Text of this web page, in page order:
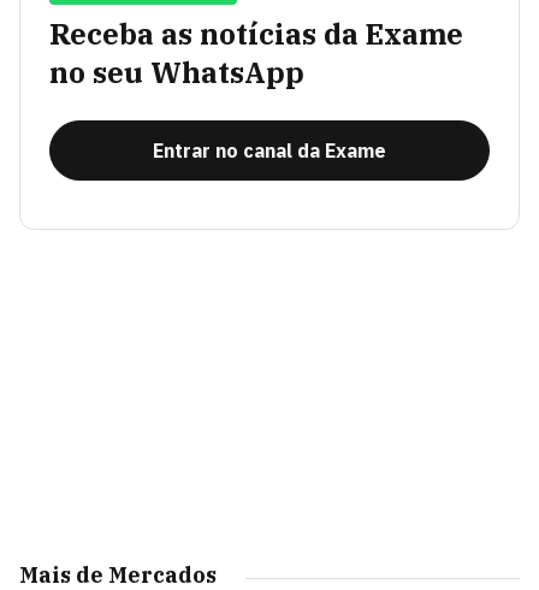
Receba as notícias da Exame
no seu WhatsApp
Entrar no canal da Exame
Mais de Mercados